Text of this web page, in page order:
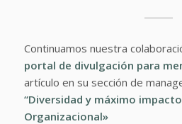
Continuamos nuestra
portal de divulgación para
artículo en su sección de
“Diversidad y máximo
Organizacional»